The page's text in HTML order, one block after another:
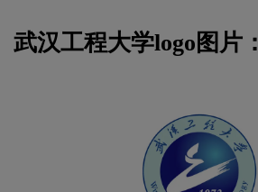
武汉工程大学logo图片：